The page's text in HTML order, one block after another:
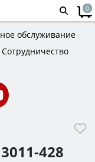
0
обслуживание
Сотрудничество
428